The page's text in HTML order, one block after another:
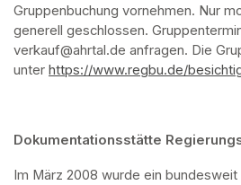
Gruppenbuchung vornehmen. Nur
generell geschlossen.
verkauf@ahrtal.de anfragen. Die
unter https://www.regbu.de/
Dokumentationsstätte
Im März 2008 wurde ein